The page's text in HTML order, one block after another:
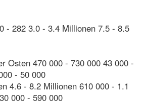
- 282 3.0 - 3.4 Millionen 7.5 - 8.5
Osten 470 000 - 730 000 43 000 -
- 50 000
4.6 - 8.2 Millionen 610 000 - 1.1
000 - 590 000